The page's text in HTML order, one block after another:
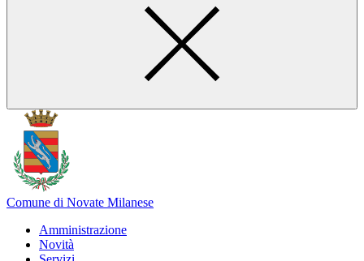
Comune di Novate Milanese
Amministrazione
Novità